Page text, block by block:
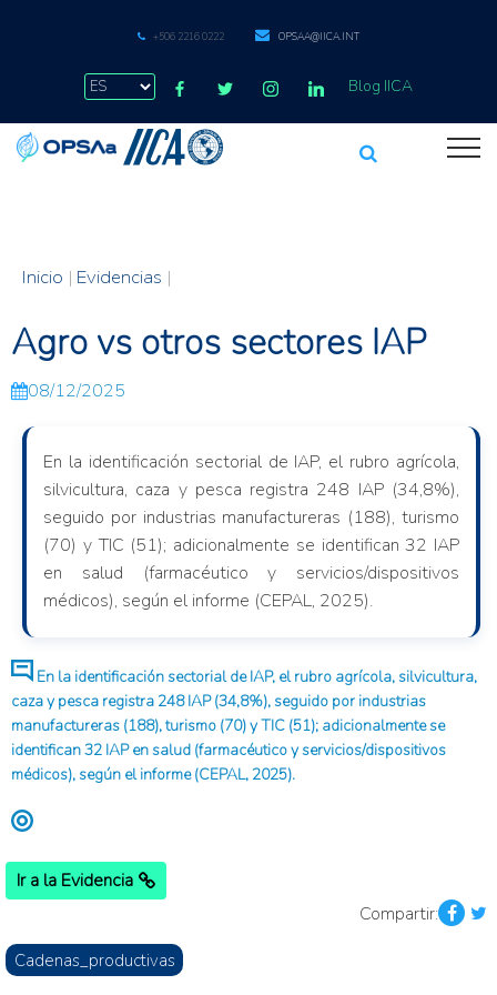
+506 2216 0222 OPSAA@IICA.INT
Blog IICA
Inicio | Evidencias |
Agro vs otros sectores IAP
08/12/2025
En la identificación sectorial de IAP, el rubro agrícola,
silvicultura, caza y pesca registra 248 IAP (34,8%),
seguido por industrias manufactureras (188), turismo
(70) y TIC (51); adicionalmente se identifican 32 IAP
en salud (farmacéutico y servicios/dispositivos
médicos), según el informe (CEPAL, 2025).
En la identificación sectorial de IAP, el rubro agrícola, silvicultura,
caza y pesca registra 248 IAP (34,8%), seguido por industrias
manufactureras (188), turismo (70) y TIC (51); adicionalmente se
identifican 32 IAP en salud (farmacéutico y servicios/dispositivos
médicos), según el informe (CEPAL, 2025).
Ir a la Evidencia
Compartir:
Cadenas_productivas